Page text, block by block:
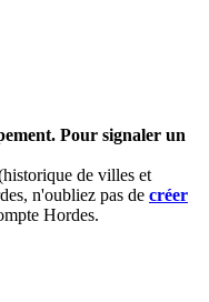
Pour signaler un
de villes et
n'oubliez pas de créer
Hordes.